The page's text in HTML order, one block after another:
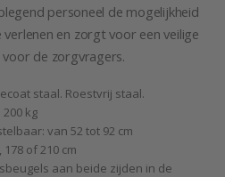
personeel de mogelijkheid
en zorgt voor een veilige
de zorgvragers.
staal. Roestvrij staal.
kg
van 52 tot 92 cm
of 210 cm
aan beide zijden in de